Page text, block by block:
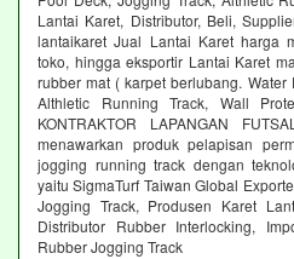
Lantai Karet, Distributor, Beli,
lantaikaret Jual Lantai Karet harga
toko, hingga eksportir Lantai Karet
rubber mat ( karpet berlubang. Water
Althletic Running Track, Wall
KONTRAKTOR LAPANGAN
menawarkan produk pelapisan
jogging running track dengan
yaitu SigmaTurf Taiwan Global
Jogging Track, Produsen Karet
Distributor Rubber Interlocking,
Rubber Jogging Track